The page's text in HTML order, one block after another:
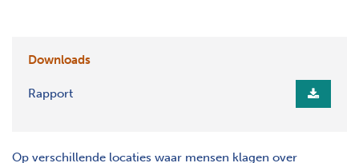
Downloads
Rapport
Op verschillende locaties waar mensen klagen over